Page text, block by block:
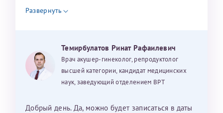
Развернуть
Темирбулатов Ринат Рафаилевич
Врач акушер-гинеколог, репродуктолог
высшей категории, кандидат медицинских
наук, заведующий отделением ВРТ
Добрый день. Да, можно будет записаться в даты